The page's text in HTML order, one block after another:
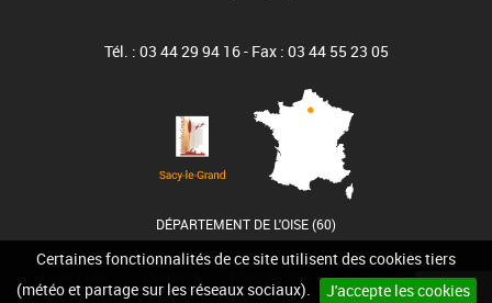
Certaines fonctionnalités de ce site utilisent des cookies tiers
(météo et partage sur les réseaux sociaux).
J'accepte les cookies
Tél. : 03 44 29 94 16 - Fax : 03 44 55 23 05
DÉPARTEMENT DE L'OISE (60)
Accessibilité